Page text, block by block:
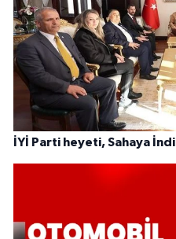
İYİ Parti heyeti, Sahaya İndi